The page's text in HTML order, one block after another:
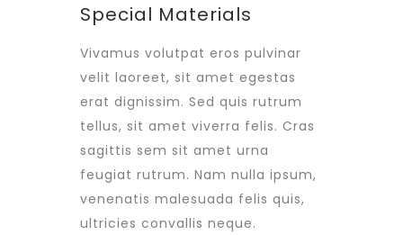
Special Materials
Vivamus volutpat eros pulvinar
velit laoreet, sit amet egestas
erat dignissim. Sed quis rutrum
tellus, sit amet viverra felis. Cras
sagittis sem sit amet urna
feugiat rutrum. Nam nulla ipsum,
venenatis malesuada felis quis,
ultricies convallis neque.